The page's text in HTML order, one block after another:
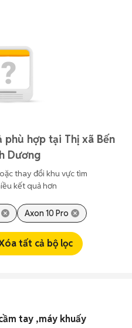
hợp tại Thị xã Bến
Dương
thay đổi khu vực tìm
kết quả hơn
Axon 10 Pro
tất cả bộ lọc
tay ,máy khuấy